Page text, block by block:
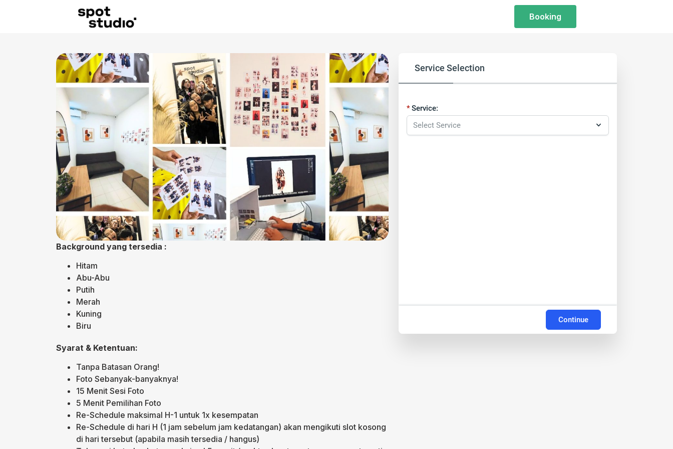
Booking
Background yang tersedia :
Hitam
Abu-Abu
Putih
Merah
Kuning
Biru
Syarat & Ketentuan:
Tanpa Batasan Orang!
Foto Sebanyak-banyaknya!
15 Menit Sesi Foto
5 Menit Pemilihan Foto
Re-Schedule maksimal H-1 untuk 1x kesempatan
Re-Schedule di hari H (1 jam sebelum jam kedatangan) akan mengikuti slot kosong
di hari tersebut (apabila masih tersedia / hangus)
Service Selection
Service:
Continue